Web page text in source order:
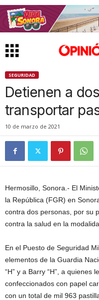
SEGURIDAD
Detienen a
transportar
10 de marzo de 2021
Hermosillo, Sonora.- El
la República (FGR) en
contra dos personas, por su
contra la salud en la
En el Puesto de Seguridad
elementos de la Guardia
“H” y a Barry “H”, a quienes
confeccionados con papel
con un total de mil 963